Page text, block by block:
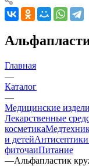
Главная
—
Каталог
—
Медицинские
Лекарственные
косметика
и детей
фиточаиПитание
—Альфапластик